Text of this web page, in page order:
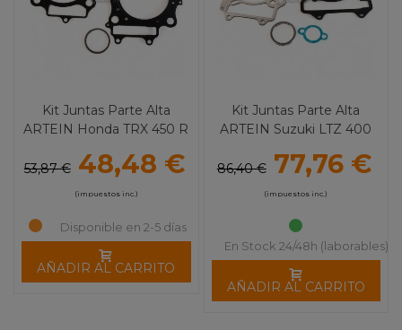
Kit Juntas Parte Alta
ARTEIN Honda TRX 450 R
53,87 € 48,48 €
(impuestos inc.)
Disponible en 2-5 días
AÑADIR AL CARRITO
Kit Juntas Parte Alta
ARTEIN Suzuki LTZ 400
86,40 € 77,76 €
(impuestos inc.)
En Stock 24/48h (laborables)
AÑADIR AL CARRITO